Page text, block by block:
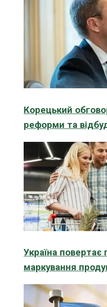
Корецький
реформи та
Україна повертає
маркування